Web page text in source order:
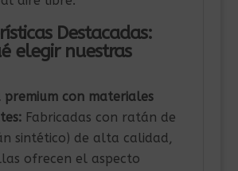
Destacadas:
elegir nuestras
premium con materiales
Fabricadas con ratán de
sintético) de alta calidad,
ofrecen el aspecto